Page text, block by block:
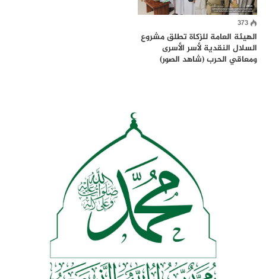
373
الهيئة العامة للزكاة تطلق مشروع
السلال النقدية لأسر الأسرى
ومعاقي الحرب (شاهد الصور)